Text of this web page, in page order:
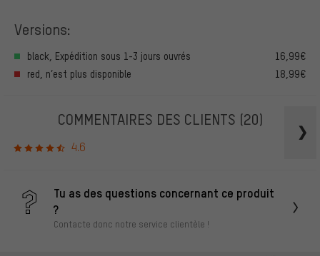
Versions:
black, Expédition sous 1-3 jours ouvrés
16,99€
red, n’est plus disponible
18,99€
COMMENTAIRES DES CLIENTS (20)
4.6
Tu as des questions concernant ce produit
?
Contacte donc notre service clientèle !